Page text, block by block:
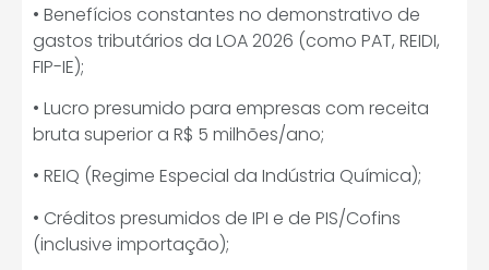
• Benefícios constantes no demonstrativo de
gastos tributários da LOA 2026 (como PAT, REIDI,
FIP-IE);
• Lucro presumido para empresas com receita
bruta superior a R$ 5 milhões/ano;
• REIQ (Regime Especial da Indústria Química);
• Créditos presumidos de IPI e de PIS/Cofins
(inclusive importação);